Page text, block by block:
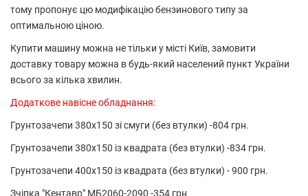
тому пропонує цю модифікацію бензинового типу за
оптимальною ціною.
Купити машину можна не тільки у місті Київ, замовити
доставку товару можна в будь-який населений пункт України
всього за кілька хвилин.
Додаткове навісне обладнання:
Грунтозачепи 380х150 зі смуги (без втулки) -804 грн.
Грунтозачепи 380х150 із квадрата (без втулки) -834 грн.
Грунтозачепи 400х150 із квадрата (без втулки) - 900 грн.
Зчіпка "Кентавр" МБ2060-2090 -354 грн